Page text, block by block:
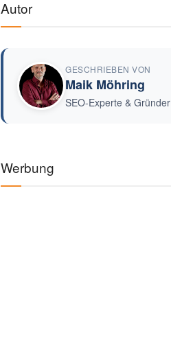
Autor
GESCHRIEBEN VON
Maik Möhring
SEO-Experte & Gründer
Werbung